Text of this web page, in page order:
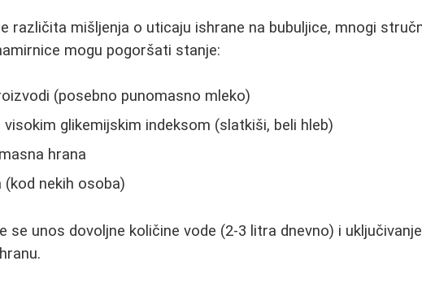
različita mišljenja o uticaju ishrane na bubuljice, mnogi
mogu pogoršati stanje:
(posebno punomasno mleko)
visokim glikemijskim indeksom (slatkiši, beli hleb)
hrana
(kod nekih osoba)
se unos dovoljne količine vode (2-3 litra dnevno) i